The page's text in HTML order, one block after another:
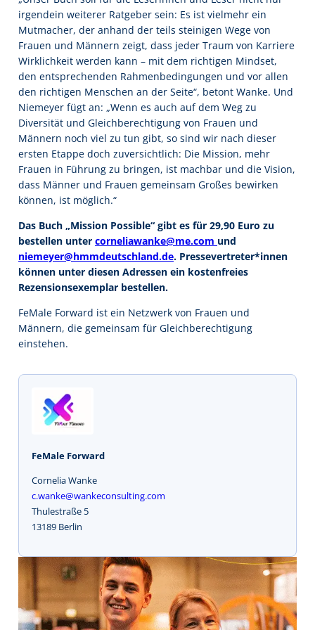
irgendein weiterer Ratgeber sein: Es ist vielmehr ein
Mutmacher, der anhand der teils steinigen Wege von
Frauen und Männern zeigt, dass jeder Traum von Karriere
Wirklichkeit werden kann – mit dem richtigen Mindset,
den entsprechenden Rahmenbedingungen und vor allen
den richtigen Menschen an der Seite“, betont Wanke. Und
Niemeyer fügt an: „Wenn es auch auf dem Weg zu
Diversität und Gleichberechtigung von Frauen und
Männern noch viel zu tun gibt, so sind wir nach dieser
ersten Etappe doch zuversichtlich: Die Mission, mehr
Frauen in Führung zu bringen, ist machbar und die Vision,
dass Männer und Frauen gemeinsam Großes bewirken
können, ist möglich.“
Das Buch „Mission Possible“ gibt es für 29,90 Euro zu
bestellen unter corneliawanke@me.com und
niemeyer@hmmdeutschland.de. Pressevertreter*innen
können unter diesen Adressen ein kostenfreies
Rezensionsexemplar bestellen.
FeMale Forward ist ein Netzwerk von Frauen und
Männern, die gemeinsam für Gleichberechtigung
einstehen.
FeMale Forward
Cornelia Wanke
c.wanke@wankeconsulting.com
Thulestraße 5
13189 Berlin